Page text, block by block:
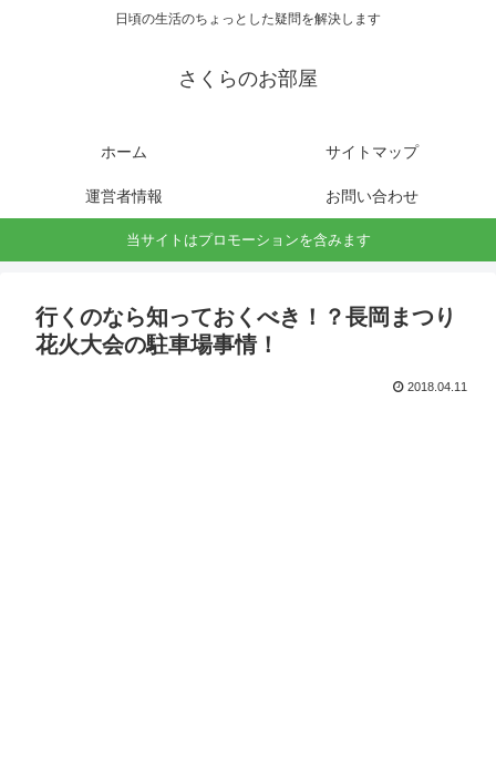
日頃の生活のちょっとした疑問を解決します
さくらのお部屋
ホーム サイトマップ
運営者情報 お問い合わせ
当サイトはプロモーションを含みます
行くのなら知っておくべき！？長岡まつり
花火大会の駐車場事情！
2018.04.11